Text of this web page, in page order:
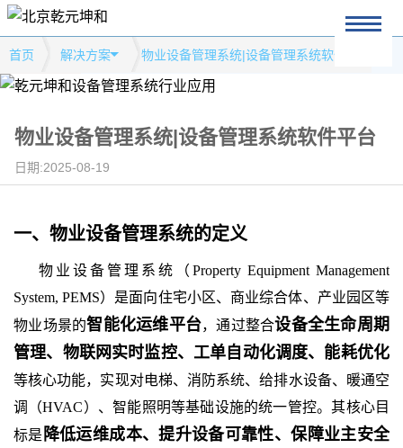
首页 解决方案 物业设备管理系统|设备管理系统软件平台
物业设备管理系统|设备管理系统软件平台
日期:2025-08-19
一、 物业设备管理系统的定义
物业设备管理系统（Property Equipment Management
System, PEMS）是面向住宅小区、商业综合体、产业园区等
物业场景的智能化运维平台，通过整合设备全生命周期
管理、物联网实时监控、工单自动化调度、能耗优化
等核心功能，实现对电梯、消防系统、给排水设备、暖通空
调（HVAC）、智能照明等基础设施的统一管控。其核心目
标是 降低运维成本、提升设备可靠性、保障业主安全